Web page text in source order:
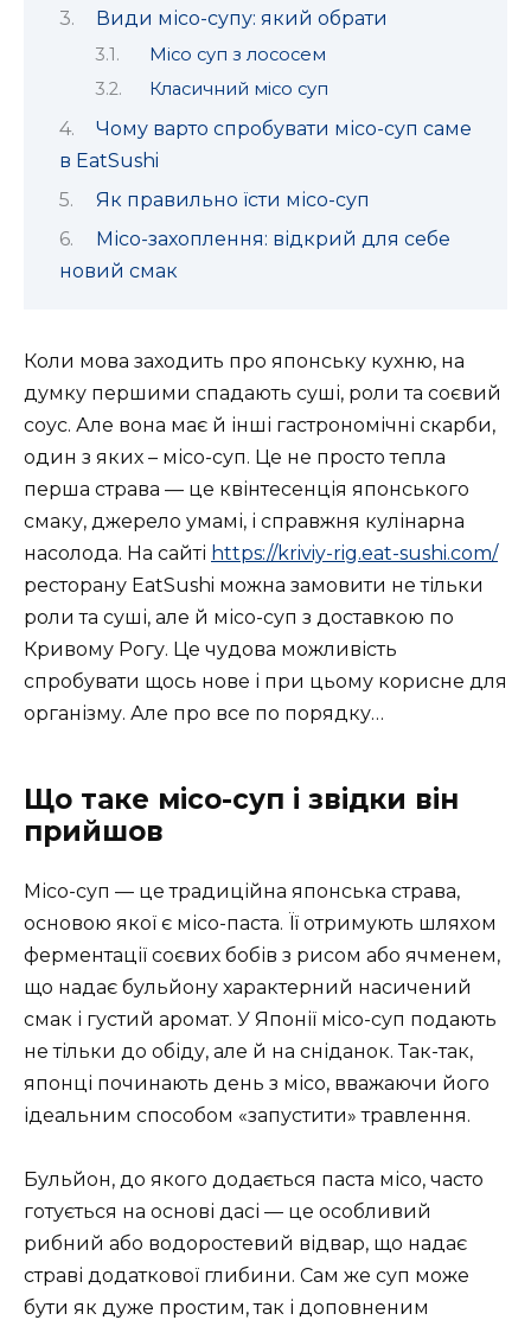
Види місо-супу: який обрати
Місо суп з лососем
Класичний місо суп
Чому варто спробувати місо-суп саме
в EatSushi
Як правильно їсти місо-суп
Місо-захоплення: відкрий для себе
новий смак
Коли мова заходить про японську кухню, на
думку першими спадають суші, роли та соєвий
соус. Але вона має й інші гастрономічні скарби,
один з яких – місо-суп. Це не просто тепла
перша страва — це квінтесенція японського
смаку, джерело умамі, і справжня кулінарна
насолода. На сайті https://kriviy-rig.eat-sushi.com/
ресторану EatSushi можна замовити не тільки
роли та суші, але й місо-суп з доставкою по
Кривому Рогу. Це чудова можливість
спробувати щось нове і при цьому корисне для
організму. Але про все по порядку…
Що таке місо-суп і звідки він
прийшов
Місо-суп — це традиційна японська страва,
основою якої є місо-паста. Її отримують шляхом
ферментації соєвих бобів з рисом або ячменем,
що надає бульйону характерний насичений
смак і густий аромат. У Японії місо-суп подають
не тільки до обіду, але й на сніданок. Так-так,
японці починають день з місо, вважаючи його
ідеальним способом «запустити» травлення.
Бульйон, до якого додається паста місо, часто
готується на основі дасі — це особливий
рибний або водоростевий відвар, що надає
страві додаткової глибини. Сам же суп може
бути як дуже простим, так і доповненим